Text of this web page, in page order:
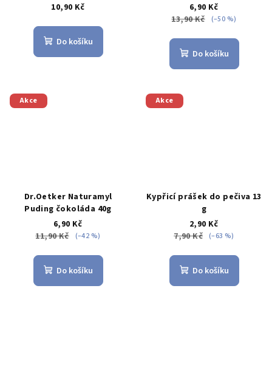
10,90 Kč
Do košíku
6,90 Kč
13,90 Kč
(–50 %)
Do košíku
Akce
Dr.Oetker Naturamyl
Puding čokoláda 40g
6,90 Kč
11,90 Kč
(–42 %)
Do košíku
Akce
Kypřicí prášek do pečiva 13
g
2,90 Kč
7,90 Kč (–63 %)
Do košíku